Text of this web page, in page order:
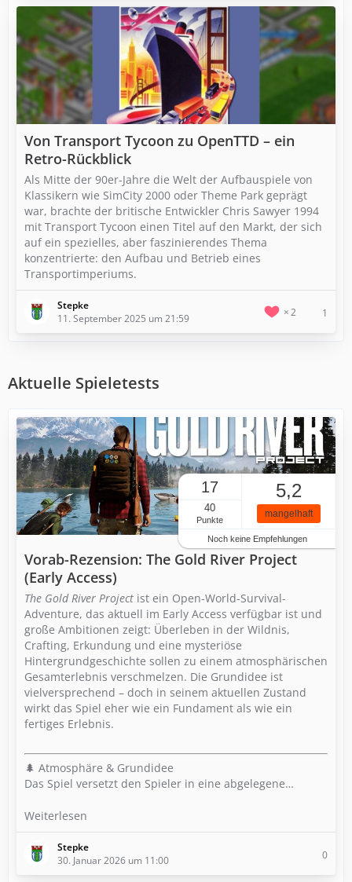
Von Transport Tycoon zu OpenTTD – ein
Retro-Rückblick
Als Mitte der 90er-Jahre die Welt der Aufbauspiele von
Klassikern wie SimCity 2000 oder Theme Park geprägt
war, brachte der britische Entwickler Chris Sawyer 1994
mit Transport Tycoon einen Titel auf den Markt, der sich
auf ein spezielles, aber faszinierendes Thema
konzentrierte: den Aufbau und Betrieb eines
Transportimperiums.
Stepke
11. September 2025 um 21:59
2 1
Aktuelle Spieletests
17
40
Punkte
5,2
mangelhaft
Noch keine Empfehlungen
Vorab-Rezension: The Gold River Project
(Early Access)
The Gold River Project ist ein Open-World-Survival-
Adventure, das aktuell im Early Access verfügbar ist und
große Ambitionen zeigt: Überleben in der Wildnis,
Crafting, Erkundung und eine mysteriöse
Hintergrundgeschichte sollen zu einem atmosphärischen
Gesamterlebnis verschmelzen. Die Grundidee ist
vielversprechend – doch in seinem aktuellen Zustand
wirkt das Spiel eher wie ein Fundament als wie ein
fertiges Erlebnis.
🌲 Atmosphäre & Grundidee
Das Spiel versetzt den Spieler in eine abgelegene…
Weiterlesen
Stepke
30. Januar 2026 um 11:00
0